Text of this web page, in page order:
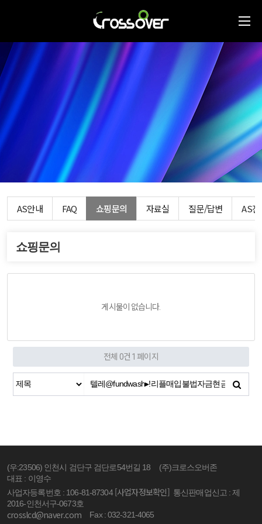
AS안내 FAQ 쇼핑문의 자료실 질문/답변 AS진
쇼핑문의
게시물이 없습니다.
전체 0건 1 페이지
(우:23506) 인천시 검단구 검단로54번길 18
(주)크로스오버존
대표 : 이영수
사업자등록번호 : 106-81-87304[사업자정보확인] 통신판매업신고 : 제
2016-인천서구-0673호
crosslcd@naver.com Fax : 032-321-4065